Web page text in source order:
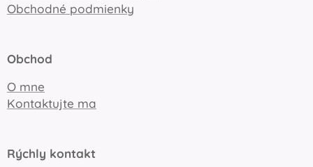
Obchodné podmienky
Obchod
O mne
Kontaktujte ma
Rýchly kontakt